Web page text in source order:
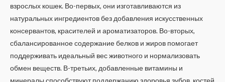
взрослых кошек. Во-первых, они изготавливаются из
натуральных ингредиентов без добавления искусственных
консервантов, красителей и ароматизаторов. Во-вторых,
сбалансированное содержание белков и жиров помогает
поддерживать идеальный вес животного и нормализовать
обмен веществ. В-третьих, добавленные витамины и
минералы способствуют поддержанию здоровья зубов, костей